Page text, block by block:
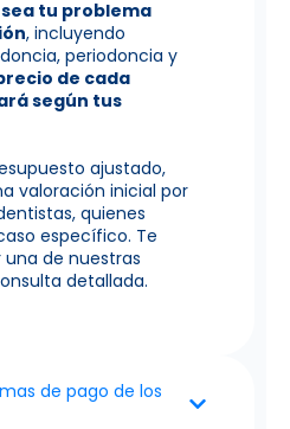
tu problema
, incluyendo
periodoncia y
de cada
según tus
ajustado,
valoración inicial por
quienes
específico. Te
de nuestras
detallada.
de pago de los